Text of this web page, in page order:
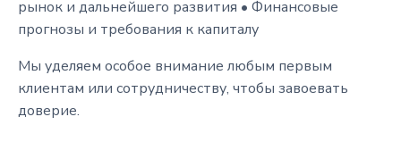
рынок и дальнейшего развития • Финансовые
прогнозы и требования к капиталу
Мы уделяем особое внимание любым первым
клиентам или сотрудничеству, чтобы завоевать
доверие.